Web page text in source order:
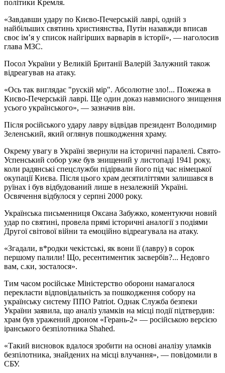
політики Кремля.
«Завдавши удару по Києво-Печерській лаврі, одній з
найбільших святинь християнства, Путін назавжди вписав
своє ім’я у список найгірших варварів в історії», — наголосив
глава МЗС.
Посол України у Великій Британії Валерій Залужний також
відреагував на атаку.
«Ось так виглядає "рускій мір". Абсолютне зло!... Пожежа в
Києво-Печерській лаврі. Ще один доказ навмисного знищення
усього українського», — зазначив він.
Після російського удару лавру відвідав президент Володимир
Зеленський, який оглянув пошкодження храму.
Окрему увагу в Україні звернули на історичні паралелі. Свято-
Успенський собор уже був знищений у листопаді 1941 року,
коли радянські спецслужби підірвали його під час німецької
окупації Києва. Після цього храм десятиліттями залишався в
руїнах і був відбудований лише в незалежній Україні.
Освячення відбулося у серпні 2000 року.
Українська письменниця Оксана Забужко, коментуючи новий
удар по святині, провела прямі історичні аналогії з подіями
Другої світової війни та емоційно відреагувала на атаку.
«Згадали, в*родки чекістські, як вони її (лавру) в сорок
першому палили! Що, ресентиментик засвербів?... Недовго
вам, с.ки, зосталося».
Тим часом російське Міністерство оборони намагалося
перекласти відповідальність за пошкодження собору на
українську систему ППО Patriot. Однак Служба безпеки
України заявила, що аналіз уламків на місці події підтвердив:
храм був уражений дроном «Герань-2» — російською версією
іранського безпілотника Shahed.
«Такий висновок вдалося зробити на основі аналізу уламків
безпілотника, знайдених на місці влучання», — повідомили в
СБУ.